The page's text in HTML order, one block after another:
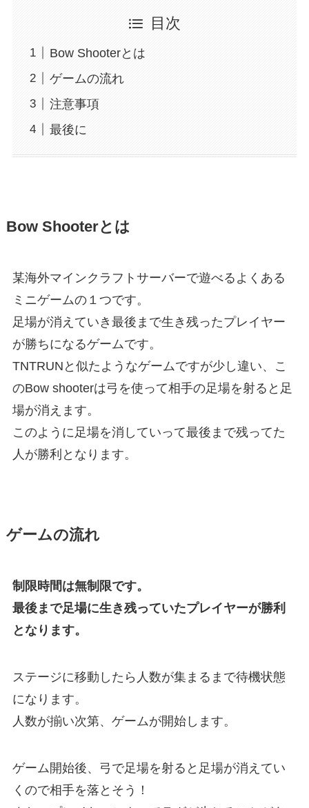
目次
Bow Shooterとは
ゲームの流れ
注意事項
最後に
Bow Shooterとは
某海外マインクラフトサーバーで遊べるよくある
ミニゲームの１つです。
足場が消えていき最後まで生き残ったプレイヤー
が勝ちになるゲームです。
TNTRUNと似たようなゲームですが少し違い、こ
のBow shooterは弓を使って相手の足場を射ると足
場が消えます。
このように足場を消していって最後まで残ってた
人が勝利となります。
ゲームの流れ
制限時間は無制限です。
最後まで足場に生き残っていたプレイヤーが勝利
となります。
ステージに移動したら人数が集まるまで待機状態
になります。
人数が揃い次第、ゲームが開始します。
ゲーム開始後、弓で足場を射ると足場が消えてい
くので相手を落とそう！